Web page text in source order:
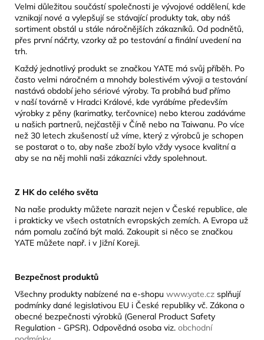
Velmi důležitou součástí společnosti je vývojové oddělení, kde
vznikají nové a vylepšují se stávající produkty tak, aby náš
sortiment obstál u stále náročnějších zákazníků. Od podnětů,
přes první náčrty, vzorky až po testování a finální uvedení na
trh.
Každý jednotlivý produkt se značkou YATE má svůj příběh. Po
často velmi náročném a mnohdy bolestivém vývoji a testování
nastává období jeho sériové výroby. Ta probíhá buď přímo
v naší továrně v Hradci Králové, kde vyrábíme především
výrobky z pěny (karimatky, terčovnice) nebo kterou zadáváme
u našich partnerů, nejčastěji v Číně nebo na Taiwanu. Po více
než 30 letech zkušeností už víme, který z výrobců je schopen
se postarat o to, aby naše zboží bylo vždy vysoce kvalitní a
aby se na něj mohli naši zákazníci vždy spolehnout.
Z HK do celého světa
Na naše produkty můžete narazit nejen v České republice, ale
i prakticky ve všech ostatních evropských zemích. A Evropa už
nám pomalu začíná být malá. Zakoupit si něco se značkou
YATE můžete např. i v Jižní Koreji.
Bezpečnost produktů
Všechny produkty nabízené na e-shopu www.yate.cz splňují
podmínky dané legislativou EU i České republiky vč. Zákona o
obecné bezpečnosti výrobků (General Product Safety
Regulation - GPSR). Odpovědná osoba viz. obchodní